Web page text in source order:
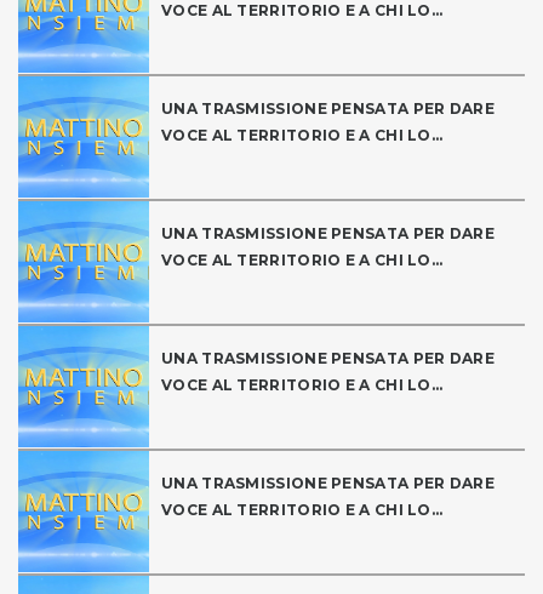
VOCE AL TERRITORIO E A CHI LO...
UNA TRASMISSIONE PENSATA PER DARE
VOCE AL TERRITORIO E A CHI LO...
UNA TRASMISSIONE PENSATA PER DARE
VOCE AL TERRITORIO E A CHI LO...
UNA TRASMISSIONE PENSATA PER DARE
VOCE AL TERRITORIO E A CHI LO...
UNA TRASMISSIONE PENSATA PER DARE
VOCE AL TERRITORIO E A CHI LO...